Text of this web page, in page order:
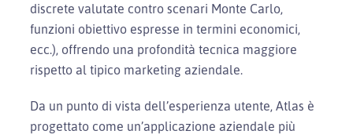
discrete valutate contro scenari Monte Carlo,
funzioni obiettivo espresse in termini economici,
ecc.), offrendo una profondità tecnica maggiore
rispetto al tipico marketing aziendale.
Da un punto di vista dell’esperienza utente, Atlas è
progettato come un’applicazione aziendale più